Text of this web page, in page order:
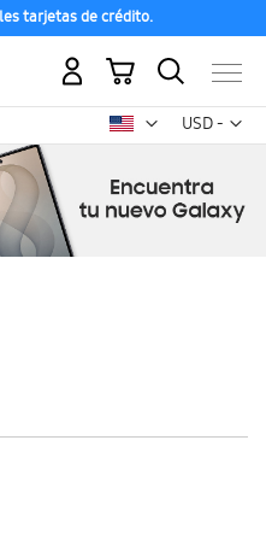
tarjetas de crédito.
USD -
dólar
Mi carrito